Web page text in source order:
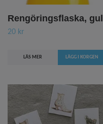
Rengöringsflaska, gul
20 kr
LÄS MER